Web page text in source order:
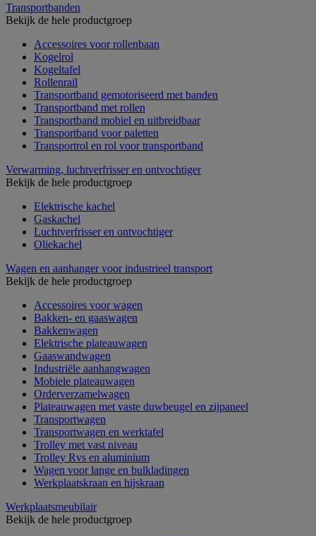
Transportbanden
Bekijk de hele productgroep
Accessoires voor rollenbaan
Kogelrol
Kogeltafel
Rollenrail
Transportband gemotoriseerd met banden
Transportband met rollen
Transportband mobiel en uitbreidbaar
Transportband voor paletten
Transportrol en rol voor transportband
Verwarming, luchtverfrisser en ontvochtiger
Bekijk de hele productgroep
Elektrische kachel
Gaskachel
Luchtverfrisser en ontvochtiger
Oliekachel
Wagen en aanhanger voor industrieel transport
Bekijk de hele productgroep
Accessoires voor wagen
Bakken- en gaaswagen
Bakkenwagen
Elektrische plateauwagen
Gaaswandwagen
Industriële aanhangwagen
Mobiele plateauwagen
Orderverzamelwagen
Plateauwagen met vaste duwbeugel en zijpaneel
Transportwagen
Transportwagen en werktafel
Trolley met vast niveau
Trolley Rvs en aluminium
Wagen voor lange en bulkladingen
Werkplaatskraan en hijskraan
Werkplaatsmeubilair
Bekijk de hele productgroep